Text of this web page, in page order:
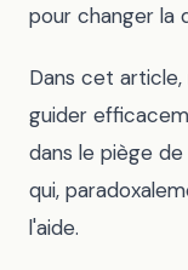
pour changer la
Dans cet
guider
dans le piège
qui,
l'aide.